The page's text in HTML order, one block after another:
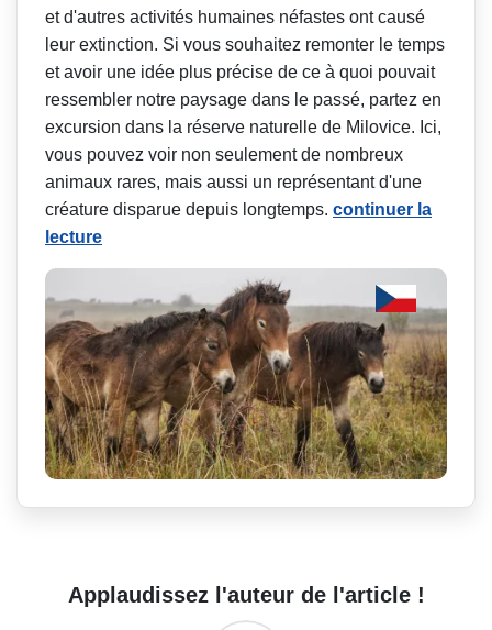
et d'autres activités humaines néfastes ont causé
leur extinction. Si vous souhaitez remonter le temps
et avoir une idée plus précise de ce à quoi pouvait
ressembler notre paysage dans le passé, partez en
excursion dans la réserve naturelle de Milovice. Ici,
vous pouvez voir non seulement de nombreux
animaux rares, mais aussi un représentant d'une
créature disparue depuis longtemps. continuer la
lecture
Applaudissez l'auteur de l'article !